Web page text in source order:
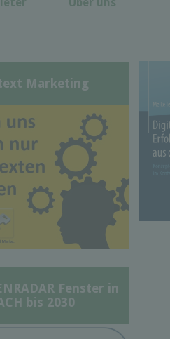
Marketing
Fenster in
bis 2030